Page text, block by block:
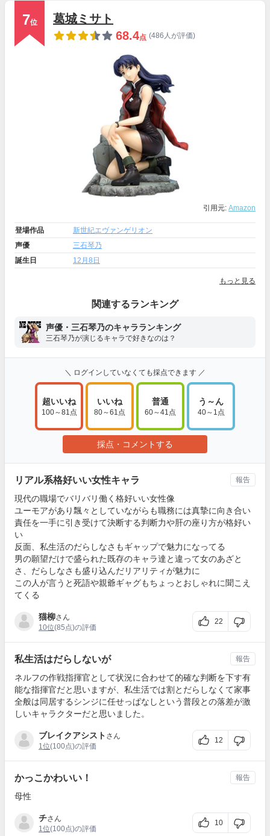
7位
葛城ミサト
68.4点 (486人が評価)
引用元: Amazon
登場作品
新世紀エヴァンゲリオン
声優
三石琴乃
誕生日
12月8日
もっと見る
関連するランキング
声優・三石琴乃のキャラランキング
三石琴乃が演じるキャラで好きなのは？
＼ ログインしていなくても採点できます ／
超いいね
100～81点
いいね
80～61点
普通
60～41点
う～ん
40～1点
採点・コメントする
リアル系格好いい女性キャラ
現代の職場でバリバリ働く格好いい女性像
ユーモアがあり飄々としていながらも職務には真摯に向き合い
責任を一手に引き受けて決断する判断力や肝の座り方が格好い
い
反面、私生活のだらしなさもギャップで魅力になってる
男の願望だけで盛られた既存のキャラ達と違って女のあざと
さ、だらしなさも盛り込んだリアリティが魅力に
この人が言うと死語や親爺ギャグもちょっとおしゃれに聞こえ
てくる
猫柳さん
10位(85点)の評価
22
報告
私生活はだらしないが
ネルフの作戦指揮官として状況に合わせて的確な判断を下す有
能な指揮官だと思いますが、私生活では割とだらしなくて家事
全般は同居するシンジに任せっぱなしという普段との落差が激
しいキャラクターだと思いました。
ブレイクアシスト さん
1位(100点)の評価
12
報告
かっこかわいい！
母性
チさん
1位(100点)の評価
10
報告